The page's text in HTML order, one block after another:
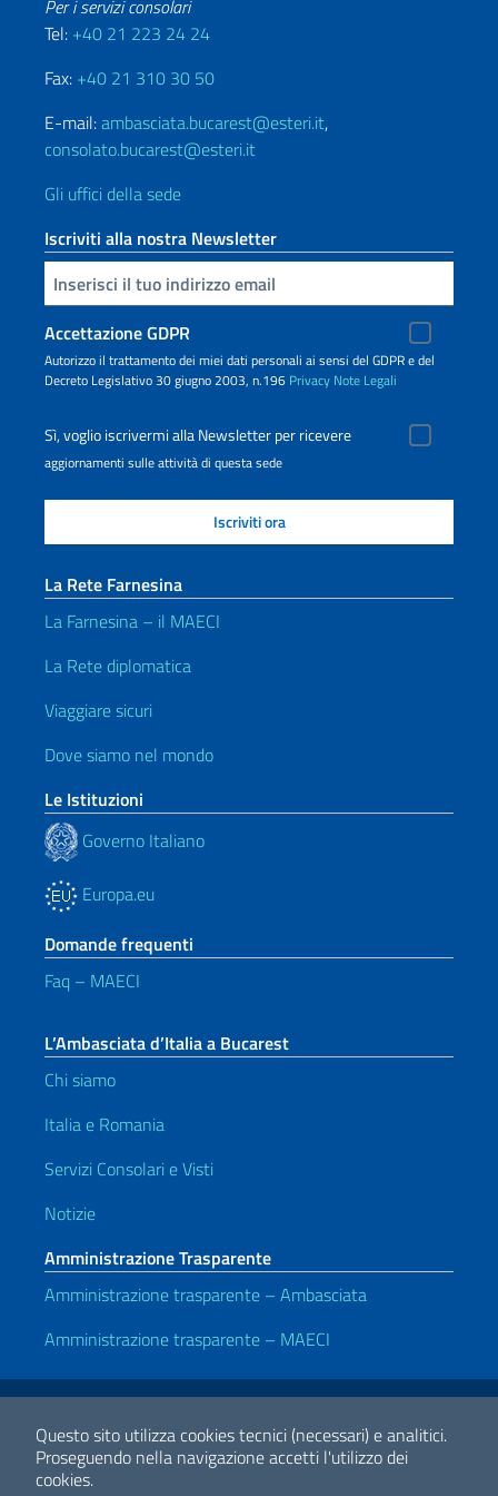
Questo sito utilizza cookies tecnici (necessari) e analitici.
Proseguendo nella navigazione accetti l'utilizzo dei
cookies.
Per i servizi consolari
Tel: +40 21 223 24 24
Fax: +40 21 310 30 50
E-mail:ambasciata.bucarest@esteri.it,
consolato.bucarest@esteri.it
Gli uffici della sede
Iscriviti alla nostra Newsletter
Inserisci la tua email
Accettazione GDPR
Autorizzo il trattamento dei miei dati personali ai sensi del GDPR e del
Decreto Legislativo 30 giugno 2003, n.196 Privacy Note Legali
Sì, voglio iscrivermi alla Newsletter per ricevere
aggiornamenti sulle attività di questa sede
La Rete Farnesina
La Farnesina – il MAECI
La Rete diplomatica
Viaggiare sicuri
Dove siamo nel mondo
Le Istituzioni
Governo Italiano
Europa.eu
Domande frequenti
Faq – MAECI
L’Ambasciata d’Italia a Bucarest
Chi siamo
Italia e Romania
Servizi Consolari e Visti
Notizie
Amministrazione Trasparente
Amministrazione trasparente – Ambasciata
Amministrazione trasparente – MAECI
Link Utili